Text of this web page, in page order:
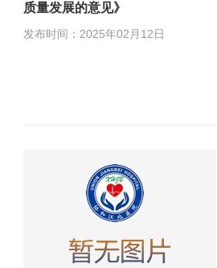
质量发展的意见》
发布时间：2025年02月12日